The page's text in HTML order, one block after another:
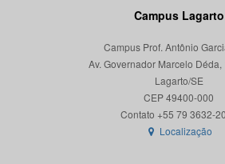
Campus Lagarto
Campus Prof. Antônio
Av. Governador Marcelo Déda,
Lagarto/SE
CEP 49400-000
Localização